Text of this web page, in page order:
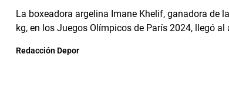
La boxeadora argelina Imane Khelif, ganadora de
kg, en los Juegos Olímpicos de París 2024, llegó al
Redacción Depor